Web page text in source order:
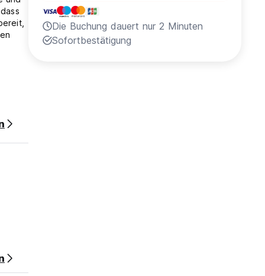
Die Buchung dauert nur 2 Minuten
Sofortbestätigung